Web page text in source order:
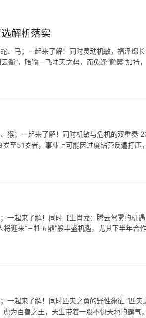
解析落实
、马；一起来了解！同时灵动机敏，福泽绵长
衢”，暗喻一飞冲天之势，而兔逢“鹏翼”加持
猴；一起来了解！同时机敏与危机的双重奏
至51岁者，事业上可能因过度钻营反遭打压
一起来了解！同时【生肖龙：腾云驾雾的机
迎来“三牲五鼎”般丰盛机遇，尤其下半年合
一起来了解！同时匹夫之勇的野性象征 “匹夫
为百兽之王，天生带着一股不惧天地的霸气